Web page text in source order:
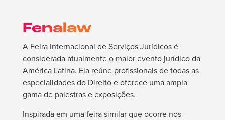
Fenalaw
A Feira Internacional de Serviços Jurídicos é
considerada atualmente o maior evento jurídico da
América Latina. Ela reúne profissionais de todas as
especialidades do Direito e oferece uma ampla
gama de palestras e exposições.
Inspirada em uma feira similar que ocorre nos